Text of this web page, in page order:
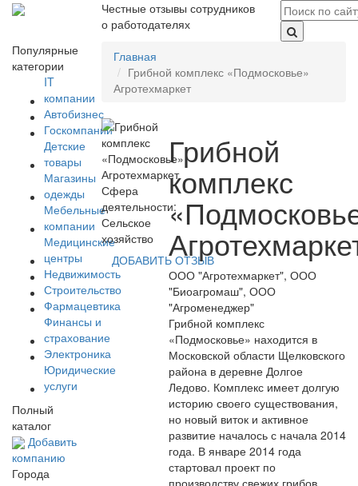
Честные отзывы сотрудников
о работодателях
Популярные
категории
IT
компании
Автобизнес
Госкомпании
Детские
товары
Магазины
одежды
Мебельные
компании
Медицинские
центры
Недвижимость
Строительство
Фармацевтика
Финансы и
страхование
Электроника
Юридические
услуги
Полный
каталог
Добавить
компанию
Города
Главная
Грибной комплекс «Подмосковье»
Агротехмаркет
Сфера
деятельности:
Сельское
хозяйство
ДОБАВИТЬ ОТЗЫВ
Грибной
комплекс
ООО "Агротехмаркет", ООО
"Биоагромаш", ООО
"Агроменеджер"
Грибной комплекс
«Подмосковье» находится в
Московской области Щелковского
района в деревне Долгое
Ледово. Комплекс имеет долгую
историю своего существования,
но новый виток и активное
развитие началось с начала 2014
года. В январе 2014 года
стартовал проект по
производству свежих грибов